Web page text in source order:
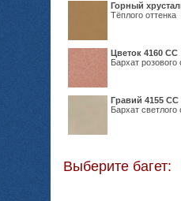
Горный
Тёплого оттенка
Цветок 4160 СС
Бархат розового
Гравий 4155 СС
Бархат светлого
Выберите багет: